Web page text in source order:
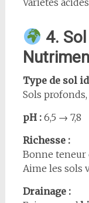
4.
Type de sol
Sols
pH :6,5 → 7,8
Richesse :
Bonne teneur
Aime les sols
Drainage :